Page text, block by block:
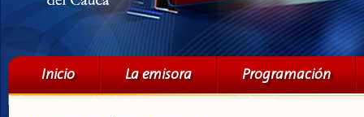
Menú principal
Inicio La emisora Programación